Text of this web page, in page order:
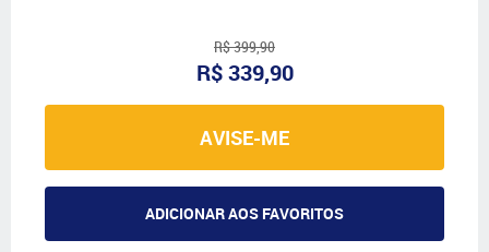
R$ 399,90
R$ 339,90
AVISE-ME
ADICIONAR AOS FAVORITOS